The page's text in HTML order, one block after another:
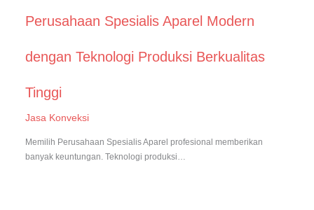
Perusahaan Spesialis Aparel Modern
dengan Teknologi Produksi Berkualitas
Tinggi
Jasa Konveksi
Memilih Perusahaan Spesialis Aparel profesional memberikan
banyak keuntungan. Teknologi produksi…